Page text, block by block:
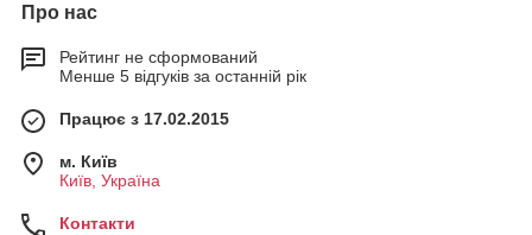
Про нас
Рейтинг не сформований
Менше 5 відгуків за останній рік
Працює з 17.02.2015
м. Київ
Київ, Україна
Контакти